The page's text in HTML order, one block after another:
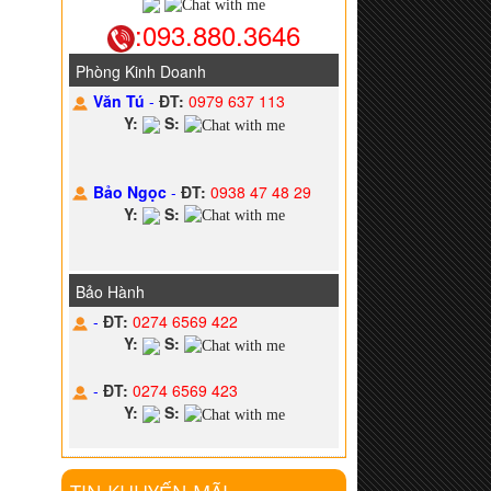
:093.880.3646
Phòng Kinh Doanh
Văn Tú-ĐT: 0979 637 113
Y:
S:
Bảo Ngọc-ĐT: 0938 47 48 29
Y:
S:
Bảo Hành
-ĐT: 0274 6569 422
Y:
S:
-ĐT: 0274 6569 423
Y:
S: